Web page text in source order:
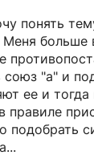
понять
Меня больше
союз "а" и
ее и
правиле
подобрать